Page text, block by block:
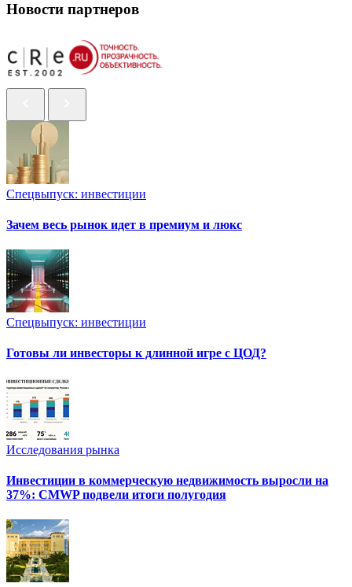
Новости партнеров
Спецвыпуск: инвестиции
Зачем весь рынок идет в премиум и люкс
Спецвыпуск: инвестиции
Готовы ли инвесторы к длинной игре с ЦОД?
Исследования рынка
Инвестиции в коммерческую недвижимость выросли на
37%: CMWP подвели итоги полугодия